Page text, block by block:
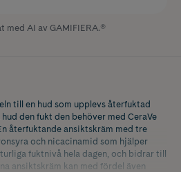
med AI av GAMIFIERA.®
till en hud som upplevs återfuktad
den fukt den behöver med CeraVe
återfuktande ansiktskräm med tre
och nicacinamid som hjälper
fuktnivå hela dagen, och bidrar till
ansiktskräm kan med fördel även